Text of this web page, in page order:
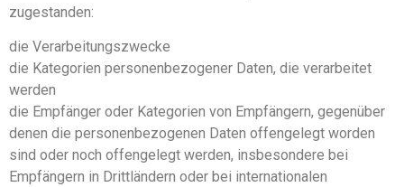
zugestanden:
die Verarbeitungszwecke
die Kategorien personenbezogener Daten, die verarbeitet
werden
die Empfänger oder Kategorien von Empfängern, gegenüber
denen die personenbezogenen Daten offengelegt worden
sind oder noch offengelegt werden, insbesondere bei
Empfängern in Drittländern oder bei internationalen